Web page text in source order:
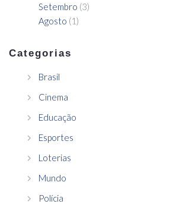
Setembro (3)
Agosto (1)
Categorias
Brasil
Cinema
Educação
Esportes
Loterias
Mundo
Polícia